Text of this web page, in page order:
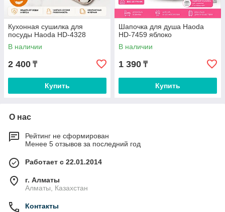
Кухонная сушилка для
посуды Haoda HD-4328
В наличии
2 400 ₸
Купить
Шапочка для душа Haoda
HD-7459 яблоко
В наличии
1 390 ₸
Купить
О нас
Рейтинг не сформирован
Менее 5 отзывов за последний год
Работает с 22.01.2014
г. Алматы
Алматы, Казахстан
Контакты